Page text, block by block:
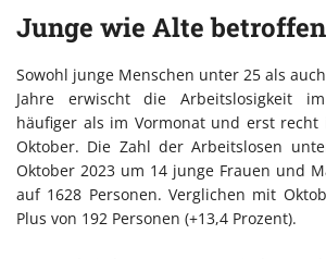
Junge wie Alte betroffen
Sowohl junge Menschen unter 25 als
Jahre erwischt die Arbeitslosigkeit
häufiger als im Vormonat und erst recht
Oktober. Die Zahl der Arbeitslosen
Oktober 2023 um 14 junge Frauen und
auf 1628 Personen. Verglichen mit
Plus von 192 Personen (+13,4 Prozent).